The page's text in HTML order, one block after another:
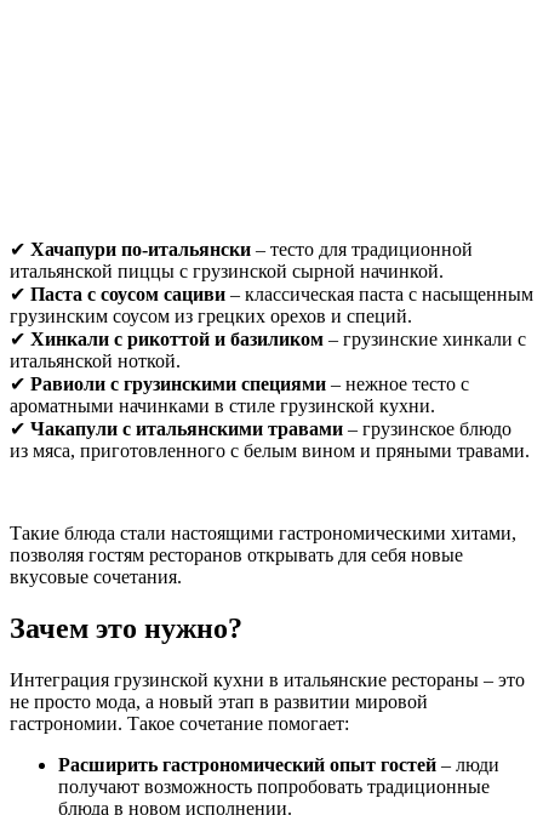
✔ Хачапури по-итальянски – тесто для традиционной
итальянской пиццы с грузинской сырной начинкой.
✔ Паста с соусом сациви – классическая паста с насыщенным
грузинским соусом из грецких орехов и специй.
✔ Хинкали с рикоттой и базиликом – грузинские хинкали с
итальянской ноткой.
✔ Равиоли с грузинскими специями – нежное тесто с
ароматными начинками в стиле грузинской кухни.
✔ Чакапули с итальянскими травами – грузинское блюдо
из мяса, приготовленного с белым вином и пряными травами.
Такие блюда стали настоящими гастрономическими хитами,
позволяя гостям ресторанов открывать для себя новые
вкусовые сочетания.
Зачем это нужно?
Интеграция грузинской кухни в итальянские рестораны – это
не просто мода, а новый этап в развитии мировой
гастрономии. Такое сочетание помогает:
Расширить гастрономический опыт гостей – люди
получают возможность попробовать традиционные
блюда в новом исполнении.